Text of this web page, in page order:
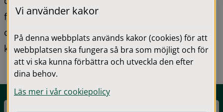
flesta platser där allmänheten kan röra sig är
offentlig plats och dessa ytor ägs ofta av
kommunen.
Vi använder kakor
På denna webbplats används kakor (cookies) för att
webbplatsen ska fungera så bra som möjligt och för
att vi ska kunna förbättra och utveckla den efter
dina behov.
Läs mer i vår cookiepolicy